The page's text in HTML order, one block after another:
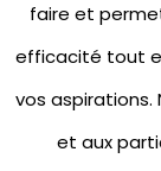
faire et
efficacité tout
vos aspirations.
et aux